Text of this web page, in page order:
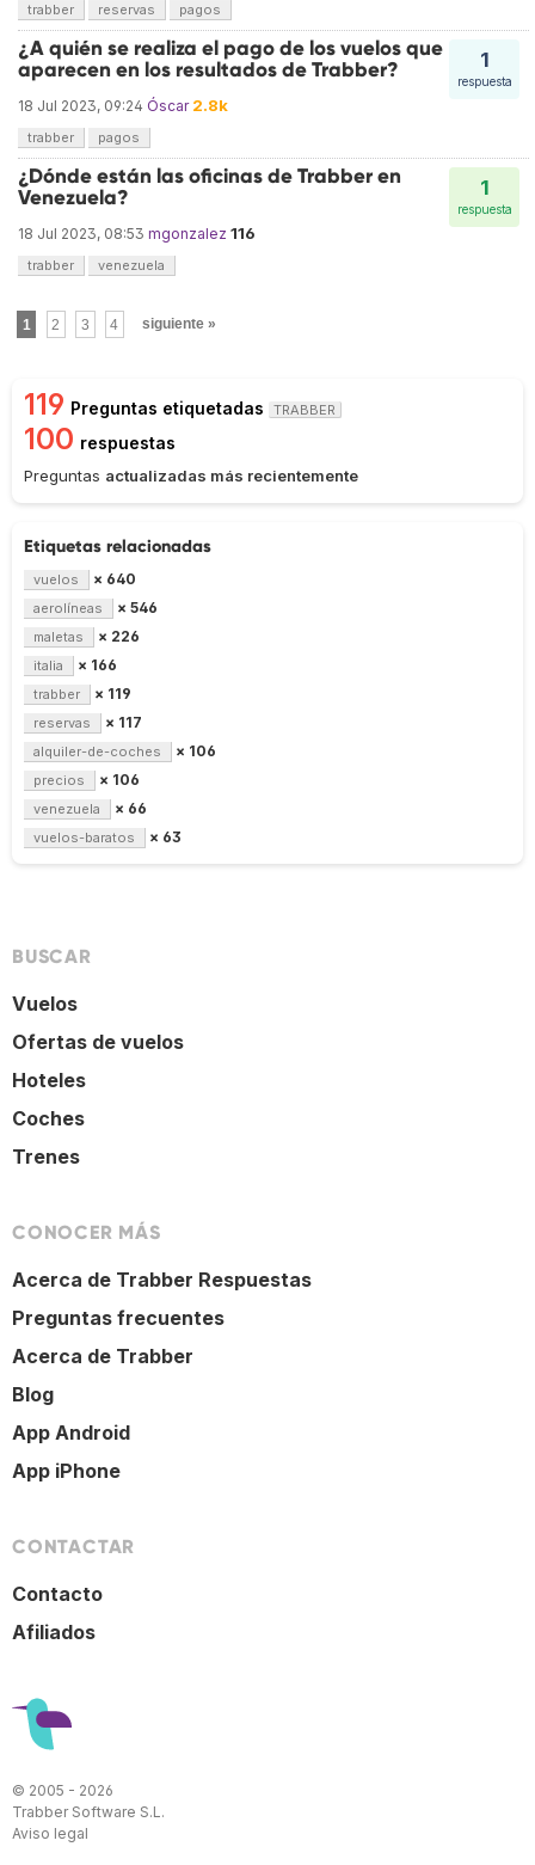
trabber reservas pagos
1
respuesta
¿A quién se realiza el pago de los vuelos que
aparecen en los resultados de Trabber?
18 Jul 2023, 09:24 Óscar 2.8k
trabber pagos
1
respuesta
¿Dónde están las oficinas de Trabber en
Venezuela?
18 Jul 2023, 08:53 mgonzalez 116
trabber venezuela
1 2 3 4 siguiente »
119 Preguntas etiquetadas TRABBER
100 respuestas
Preguntas actualizadas más recientemente
Etiquetas relacionadas
vuelos × 640
aerolíneas × 546
maletas × 226
italia × 166
trabber × 119
reservas × 117
alquiler-de-coches × 106
precios × 106
venezuela × 66
vuelos-baratos × 63
BUSCAR
Vuelos
Ofertas de vuelos
Hoteles
Coches
Trenes
CONOCER MÁS
Acerca de Trabber Respuestas
Preguntas frecuentes
Acerca de Trabber
Blog
App Android
App iPhone
CONTACTAR
Contacto
Afiliados
© 2005 - 2026
Trabber Software S.L.
Aviso legal